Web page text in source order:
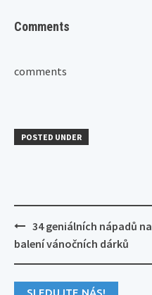
Comments
comments
POSTED UNDER
Post
navigation
34 geniálních nápadů na
balení vánočních dárků
SLEDUJTE NÁS!